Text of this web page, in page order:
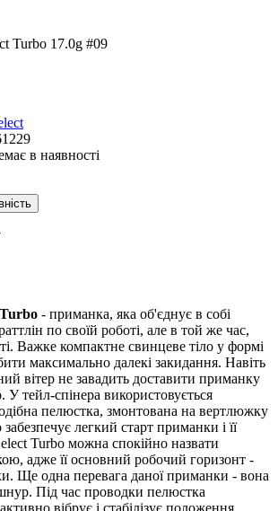
в наявності
- приманка, яка об'єднує в собі
по своїй роботі, але в той же час,
Важке компактне свинцеве тіло у формі
максимально далекі закидання. Навіть
вітер не завадить доставити приманку
У тейл-спінера використовується
пелюстка, змонтована на вертлюжку
легкий старт приманки і її
Turbo можна спокійно назвати
адже її основний робочий горизонт -
Ще одна перевага даної приманки - вона
Під час проводки пелюстка
вібрує і стабілізує положення